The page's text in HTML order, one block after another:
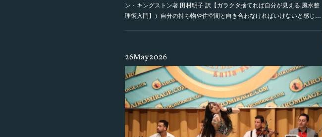
ン・キングストン著 田村明子 訳【ガラクタ捨てれば自分が見える 風水整
理術入門】）自分の持ち物や住空間と向き合わなければいけないと感じ…
26May2026